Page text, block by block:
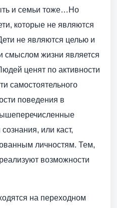
и семьи тоже…Но
которые не являются
не являются целью и
жизни является
ценят по активности
самостоятельного
поведения в
или каст,
личностям. Тем,
возможности
на переходном